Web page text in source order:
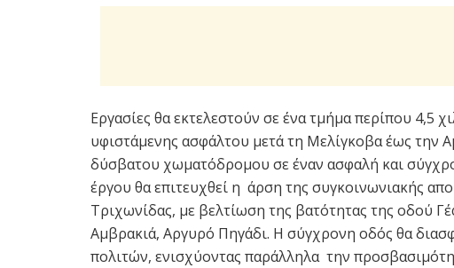
Εργασίες θα εκτελεστούν σε ένα τμήμα περίπου 4,5
υφιστάμενης ασφάλτου μετά τη Μελίγκοβα έως την
δύσβατου χωματόδρομου σε έναν ασφαλή και
έργου θα επιτευχθεί η άρση της συγκοινωνιακής
Τριχωνίδας, με βελτίωση της βατότητας της οδού
Αμβρακιά, Αργυρό Πηγάδι. Η σύγχρονη οδός θα
πολιτών, ενισχύοντας παράλληλα την